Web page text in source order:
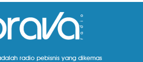
radio pebisnis yang dikemas